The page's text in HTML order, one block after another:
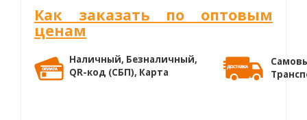
Как заказать по оптовым
ценам
Наличный, Безналичный,
QR-код (СБП), Карта